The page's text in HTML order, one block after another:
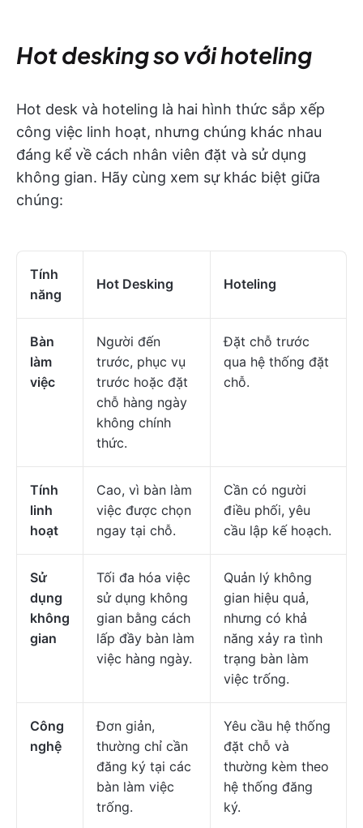
Hot desking so với hoteling
Hot desk và hoteling là hai hình thức sắp xếp
công việc linh hoạt, nhưng chúng khác nhau
đáng kể về cách nhân viên đặt và sử dụng
không gian. Hãy cùng xem sự khác biệt giữa
chúng:
Tính
năng
Hot Desking Hoteling
Bàn
làm
việc
Người đến
trước, phục vụ
trước hoặc đặt
chỗ hàng ngày
không chính
thức.
Đặt chỗ trước
qua hệ thống đặt
chỗ.
Tính
linh
hoạt
Cao, vì bàn làm
việc được chọn
ngay tại chỗ.
Cần có người
điều phối, yêu
cầu lập kế hoạch.
Sử
dụng
không
gian
Tối đa hóa việc
sử dụng không
gian bằng cách
lấp đầy bàn làm
việc hàng ngày.
Quản lý không
gian hiệu quả,
nhưng có khả
năng xảy ra tình
trạng bàn làm
việc trống.
Công
nghệ
Đơn giản,
thường chỉ cần
đăng ký tại các
bàn làm việc
trống.
Yêu cầu hệ thống
đặt chỗ và
thường kèm theo
hệ thống đăng
ký.